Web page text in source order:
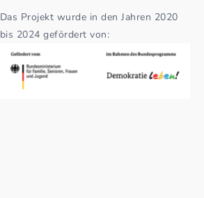
Das Projekt wurde in den Jahren 2020
bis 2024 gefördert von: